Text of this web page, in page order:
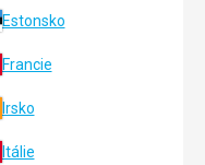
Estonsko
Francie
Irsko
Itálie